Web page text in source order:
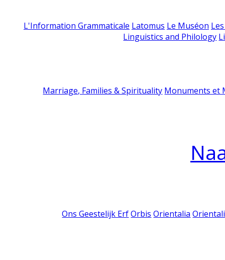
L'Information Grammaticale Latomus Le Muséon
Linguistics and Philology
Marriage, Families & Spirituality Monuments et
Ons Geestelijk Erf Orbis Orientalia